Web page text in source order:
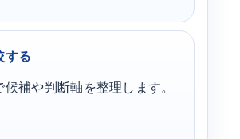
する
候補や判断軸を整理します。